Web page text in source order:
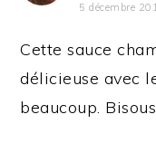
5 décembre
Cette sauce
délicieuse avec
beaucoup.